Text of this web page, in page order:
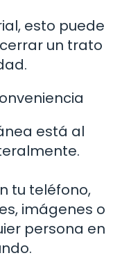
esto puede
un trato
está al
tu teléfono,
imágenes o
persona en